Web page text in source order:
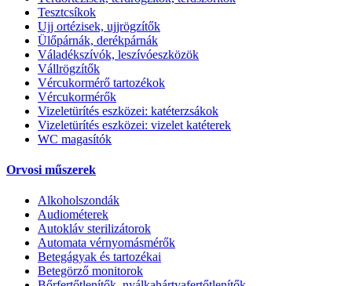
Tesztcsíkok
Ujj ortézisek, ujjrögzítők
Ülőpárnák, derékpárnák
Váladékszívók, leszívóeszközök
Vállrögzítők
Vércukormérő tartozékok
Vércukormérők
Vizeletürítés eszközei: katéterzsákok
Vizeletürítés eszközei: vizelet katéterek
WC magasítók
Orvosi műszerek
Alkoholszondák
Audiométerek
Autokláv sterilizátorok
Automata vérnyomásmérők
Betegágyak és tartozékai
Betegörző monitorok